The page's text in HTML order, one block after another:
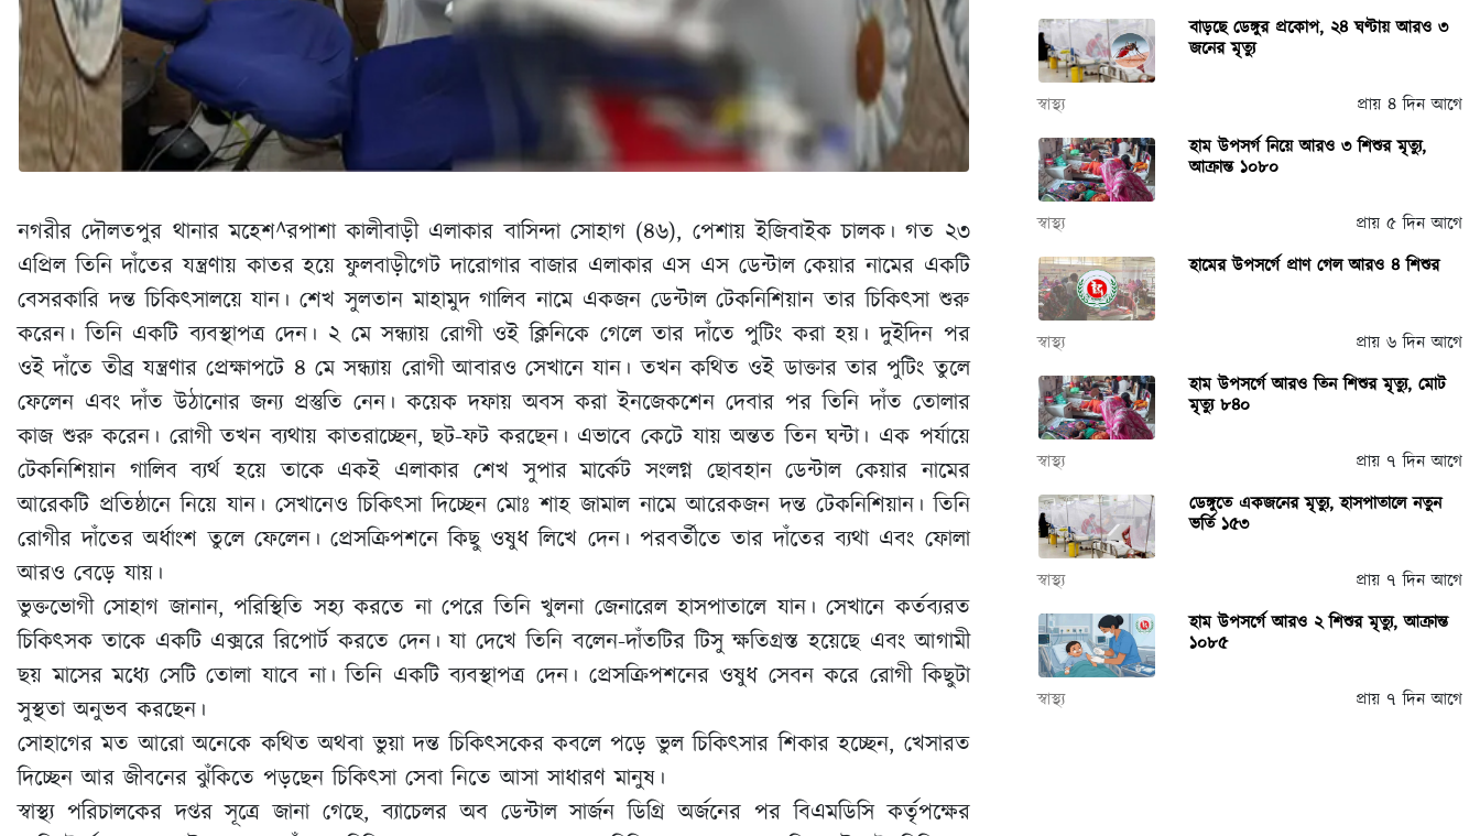
নগরীর দৌলতপুর থানার মহেশ^রপাশা কালীবাড়ী এলাকার বাসিন্দা সোহাগ (৪৬), পেশায় ইজিবাইক চালক। গত ২৩
এপ্রিল তিনি দাঁতের যন্ত্রণায় কাতর হয়ে ফুলবাড়ীগেট দারোগার বাজার এলাকার এস এস ডেন্টাল কেয়ার নামের একটি
বেসরকারি দন্ত চিকিৎসালয়ে যান। শেখ সুলতান মাহামুদ গালিব নামে একজন ডেন্টাল টেকনিশিয়ান তার চিকিৎসা শুরু
করেন। তিনি একটি ব্যবস্থাপত্র দেন। ২ মে সন্ধ্যায় রোগী ওই ক্লিনিকে গেলে তার দাঁতে পুটিং করা হয়। দুইদিন পর
ওই দাঁতে তীব্র যন্ত্রণার প্রেক্ষাপটে ৪ মে সন্ধ্যায় রোগী আবারও সেখানে যান। তখন কথিত ওই ডাক্তার তার পুটিং তুলে
ফেলেন এবং দাঁত উঠানোর জন্য প্রস্তুতি নেন। কয়েক দফায় অবস করা ইনজেকশেন দেবার পর তিনি দাঁত তোলার
কাজ শুরু করেন। রোগী তখন ব্যথায় কাতরাচ্ছেন, ছট-ফট করছেন। এভাবে কেটে যায় অন্তত তিন ঘন্টা। এক পর্যায়ে
টেকনিশিয়ান গালিব ব্যর্থ হয়ে তাকে একই এলাকার শেখ সুপার মার্কেট সংলগ্ন ছোবহান ডেন্টাল কেয়ার নামের
আরেকটি প্রতিষ্ঠানে নিয়ে যান। সেখানেও চিকিৎসা দিচ্ছেন মোঃ শাহ জামাল নামে আরেকজন দন্ত টেকনিশিয়ান। তিনি
রোগীর দাঁতের অর্ধাংশ তুলে ফেলেন। প্রেসক্রিপশনে কিছু ওষুধ লিখে দেন। পরবর্তীতে তার দাঁতের ব্যথা এবং ফোলা
আরও বেড়ে যায়।
ভুক্তভোগী সোহাগ জানান, পরিস্থিতি সহ্য করতে না পেরে তিনি খুলনা জেনারেল হাসপাতালে যান। সেখানে কর্তব্যরত
চিকিৎসক তাকে একটি এক্সরে রিপোর্ট করতে দেন। যা দেখে তিনি বলেন-দাঁতটির টিসু ক্ষতিগ্রস্ত হয়েছে এবং আগামী
ছয় মাসের মধ্যে সেটি তোলা যাবে না। তিনি একটি ব্যবস্থাপত্র দেন। প্রেসক্রিপশনের ওষুধ সেবন করে রোগী কিছুটা
সুস্থতা অনুভব করছেন।
সোহাগের মত আরো অনেকে কথিত অথবা ভুয়া দন্ত চিকিৎসকের কবলে পড়ে ভুল চিকিৎসার শিকার হচ্ছেন, খেসারত
দিচ্ছেন আর জীবনের ঝুঁকিতে পড়ছেন চিকিৎসা সেবা নিতে আসা সাধারণ মানুষ।
স্বাস্থ্য পরিচালকের দপ্তর সূত্রে জানা গেছে, ব্যাচেলর অব ডেন্টাল সার্জন ডিগ্রি অর্জনের পর বিএমডিসি কর্তৃপক্ষের
বাড়ছে ডেঙ্গুর প্রকোপ, ২৪ ঘণ্টায় আরও ৩
জনের মৃত্যু
স্বাস্থ্য
প্রায় ৪ দিন আগে
হাম উপসর্গ নিয়ে আরও ৩ শিশুর মৃত্যু,
আক্রান্ত ১০৮০
স্বাস্থ্য
প্রায় ৫ দিন আগে
হামের উপসর্গে প্রাণ গেল আরও ৪ শিশুর
স্বাস্থ্য
প্রায় ৬ দিন আগে
হাম উপসর্গে আরও তিন শিশুর মৃত্যু, মোট
মৃত্যু ৮৪০
স্বাস্থ্য
প্রায় ৭ দিন আগে
ডেঙ্গুতে একজনের মৃত্যু, হাসপাতালে নতুন
ভর্তি ১৫৩
স্বাস্থ্য
প্রায় ৭ দিন আগে
হাম উপসর্গে আরও ২ শিশুর মৃত্যু, আক্রান্ত
১০৮৫
স্বাস্থ্য প্রায় ৭ দিন আগে